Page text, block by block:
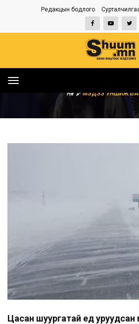
Редакцын бодлого
Toggle
НҮҮР МЭДЭЭ УНШИЖ
Цасан шуургатай үед